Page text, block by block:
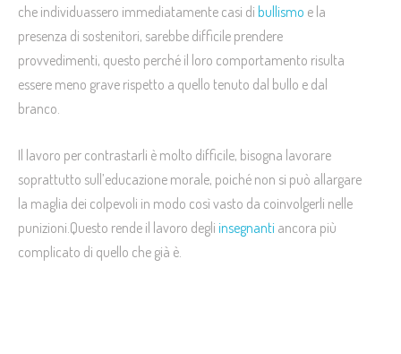
che individuassero immediatamente casi di bullismo e la
presenza di sostenitori, sarebbe difficile prendere
provvedimenti, questo perché il loro comportamento risulta
essere meno grave rispetto a quello tenuto dal bullo e dal
branco.
Il lavoro per contrastarli è molto difficile, bisogna lavorare
soprattutto sull’educazione morale, poiché non si può allargare
la maglia dei colpevoli in modo così vasto da coinvolgerli nelle
punizioni.Questo rende il lavoro degli insegnanti ancora più
complicato di quello che già è.